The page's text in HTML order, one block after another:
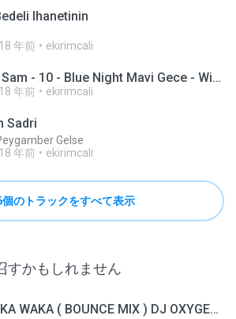
Ihanetinin
18 年前 ekirimcali
Şevval Sam - 10 - Blue Night Mavi Gece - With Blanquito Man & Candine Cannabis, New York City
18 年前 ekirimcali
Sadri
Gelse
18 年前 ekirimcali
のトラックをすべて表示
すかもしれません
01. WAKA WAKA ( BOUNCE MIX ) DJ OXYGEN 2010